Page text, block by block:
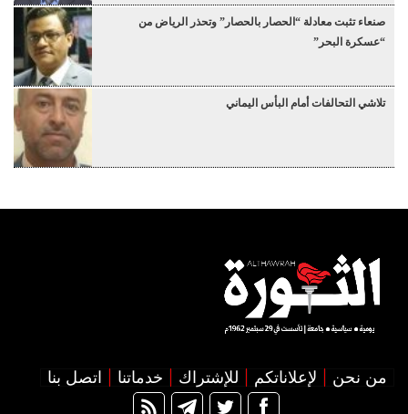
صنعاء تثبت معادلة “الحصار بالحصار” وتحذر الرياض من
“عسكرة البحر”
تلاشي التحالفات أمام البأس اليماني
من نحن لإعلاناتكم للإشتراك خدماتنا اتصل بنا